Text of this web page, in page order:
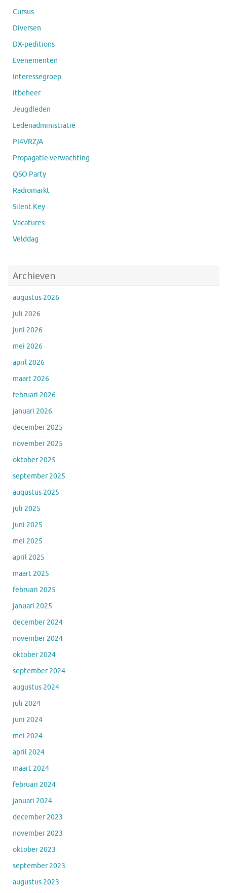
Cursus
Diversen
DX-peditions
Evenementen
Interessegroep
itbeheer
Jeugdleden
Ledenadministratie
PI4VRZ/A
Propagatie verwachting
QSO Party
Radiomarkt
Silent Key
Vacatures
Velddag
Archieven
augustus 2026
juli 2026
juni 2026
mei 2026
april 2026
maart 2026
februari 2026
januari 2026
december 2025
november 2025
oktober 2025
september 2025
augustus 2025
juli 2025
juni 2025
mei 2025
april 2025
maart 2025
februari 2025
januari 2025
december 2024
november 2024
oktober 2024
september 2024
augustus 2024
juli 2024
juni 2024
mei 2024
april 2024
maart 2024
februari 2024
januari 2024
december 2023
november 2023
oktober 2023
september 2023
augustus 2023